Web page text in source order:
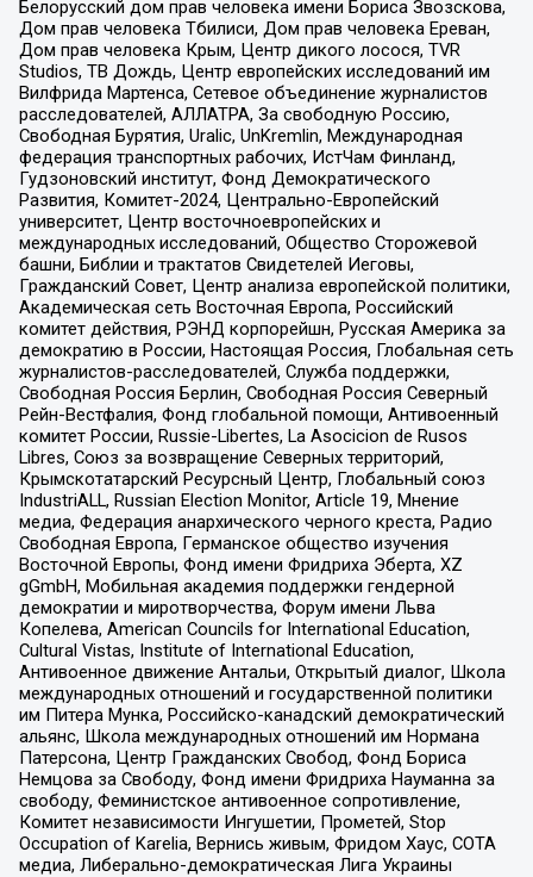
Белорусский дом прав человека имени Бориса Звозскова,
Дом прав человека Тбилиси, Дом прав человека Ереван,
Дом прав человека Крым, Центр дикого лосося, TVR
Studios, ТВ Дождь, Центр европейских исследований им
Вилфрида Мартенса, Сетевое объединение журналистов
расследователей, АЛЛАТРА, За свободную Россию,
Свободная Бурятия, Uralic, UnKremlin, Международная
федерация транспортных рабочих, ИстЧам Финланд,
Гудзоновский институт, Фонд Демократического
Развития, Комитет-2024, Центрально-Европейский
университет, Центр восточноевропейских и
международных исследований, Общество Сторожевой
башни, Библии и трактатов Свидетелей Иеговы,
Гражданский Совет, Центр анализа европейской политики,
Академическая сеть Восточная Европа, Российский
комитет действия, РЭНД корпорейшн, Русская Америка за
демократию в России, Настоящая Россия, Глобальная сеть
журналистов-расследователей, Служба поддержки,
Свободная Россия Берлин, Свободная Россия Северный
Рейн-Вестфалия, Фонд глобальной помощи, Антивоенный
комитет России, Russie-Libertes, La Asocicion de Rusos
Libres, Союз за возвращение Северных территорий,
Крымскотатарский Ресурсный Центр, Глобальный союз
IndustriALL, Russian Election Monitor, Article 19, Мнение
медиа, Федерация анархического черного креста, Радио
Свободная Европа, Германское общество изучения
Восточной Европы, Фонд имени Фридриха Эберта, XZ
gGmbH, Мобильная академия поддержки гендерной
демократии и миротворчества, Форум имени Льва
Копелева, American Councils for International Education,
Cultural Vistas, Institute of International Education,
Антивоенное движение Антальи, Открытый диалог, Школа
международных отношений и государственной политики
им Питера Мунка, Российско-канадский демократический
альянс, Школа международных отношений им Нормана
Патерсона, Центр Гражданских Свобод, Фонд Бориса
Немцова за Свободу, Фонд имени Фридриха Науманна за
свободу, Феминистское антивоенное сопротивление,
Комитет независимости Ингушетии, Прометей, Stop
Occupation of Karelia, Вернись живым, Фридом Хаус, СОТА
медиа, Либерально-демократическая Лига Украины